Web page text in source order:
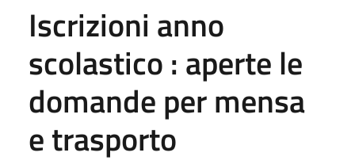
Iscrizioni anno
scolastico : aperte le
domande per mensa
e trasporto